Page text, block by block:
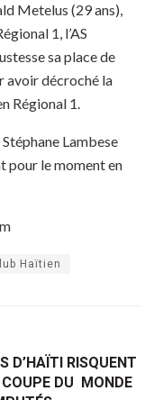
Metelus (29 ans),
1, l’AS
sa place de
avoir décroché la
Régional 1.
Lambese
pour le moment en
Haïtien
D’HAÏTI RISQUENT
COUPE DU MONDE